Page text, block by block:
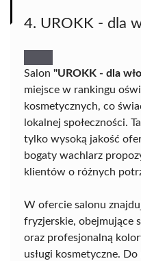
4. UROKK - dla
Salon "UROKK - dla
miejsce w rankingu
kosmetycznych, co
lokalnej społeczności.
tylko wysoką jakość
bogaty wachlarz
klientów o różnych
W ofercie salonu
fryzjerskie, obejmujące
oraz profesjonalną
usługi kosmetyczne.